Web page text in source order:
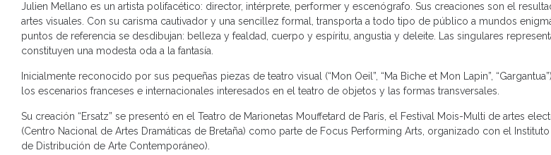
Julien Mellano es un artista polifacético: director, intérprete, performer y escenógrafo. Sus creaciones son el
artes visuales. Con su carisma cautivador y una sencillez formal, transporta a todo tipo de público a mundos
puntos de referencia se desdibujan: belleza y fealdad, cuerpo y espíritu, angustia y deleite. Las singulares
constituyen una modesta oda a la fantasía.
Inicialmente reconocido por sus pequeñas piezas de teatro visual (“Mon Oeil”, “Ma Biche et Mon Lapin”,
los escenarios franceses e internacionales interesados ​​en el teatro de objetos y las formas transversales.
Su creación “Ersatz” se presentó en el Teatro de Marionetas Mouffetard de París, el Festival Mois-Multi de artes
(Centro Nacional de Artes Dramáticas de Bretaña) como parte de Focus Performing Arts, organizado con el Instituto
de Distribución de Arte Contemporáneo).